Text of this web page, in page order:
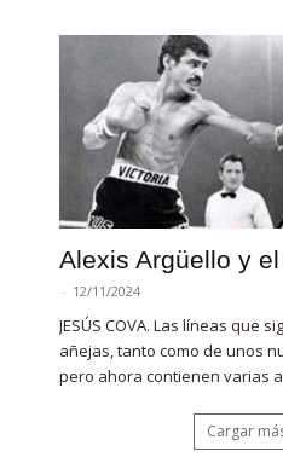
Alexis Argüello y
- 12/11/2024
JESÚS COVA. Las líneas que
añejas, tanto como de unos
pero ahora contienen varias
Cargar